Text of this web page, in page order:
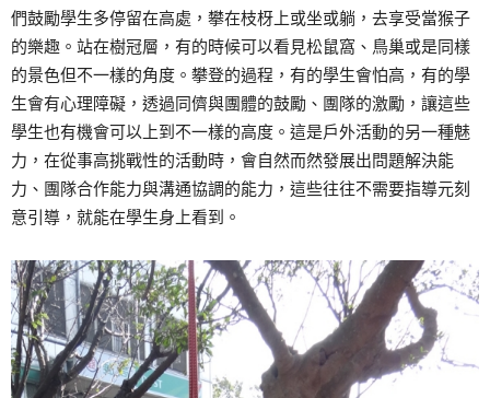
們鼓勵學生多停留在高處，攀在枝枒上或坐或躺，去享受當猴子
的樂趣。站在樹冠層，有的時候可以看見松鼠窩、鳥巢或是同樣
的景色但不一樣的角度。攀登的過程，有的學生會怕高，有的學
生會有心理障礙，透過同儕與團體的鼓勵、團隊的激勵，讓這些
學生也有機會可以上到不一樣的高度。這是戶外活動的另一種魅
力，在從事高挑戰性的活動時，會自然而然發展出問題解決能
力、團隊合作能力與溝通協調的能力，這些往往不需要指導元刻
意引導，就能在學生身上看到。